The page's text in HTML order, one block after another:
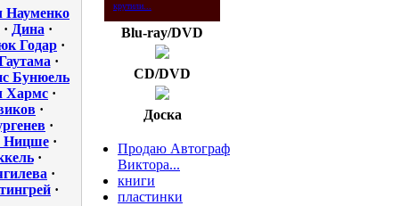
Науменко
· Дина ·
Годар ·
·
Бунюель
Хармс ·
·
·
Ницше·
·
·
·
крутили...
Blu-ray/DVD
CD/DVD
Доска
Продаю Автограф
Виктора...
книги
пластинки